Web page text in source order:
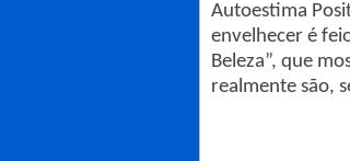
Autoestima
envelhecer é
Beleza”, que
realmente são,